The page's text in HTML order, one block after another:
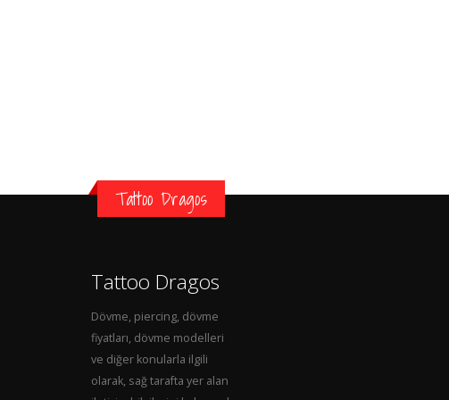
Tattoo Dragos
Tattoo Dragos
Dövme, piercing, dövme
fiyatları, dövme modelleri
ve diğer konularla ilgili
olarak, sağ tarafta yer alan